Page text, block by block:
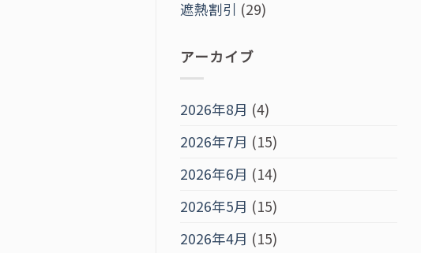
遮熱割引 (29)
アーカイブ
2026年8月 (4)
2026年7月 (15)
2026年6月 (14)
2026年5月 (15)
2026年4月 (15)